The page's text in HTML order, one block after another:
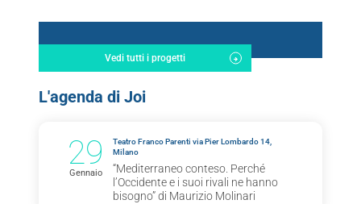
Vedi tutti i progetti
L'agenda di Joi
29
Gennaio
Teatro Franco Parenti via Pier Lombardo 14,
Milano
“Mediterraneo conteso. Perché
l’Occidente e i suoi rivali ne hanno
bisogno” di Maurizio Molinari